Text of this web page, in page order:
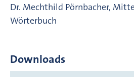
Dr. Mechthild Pörnbacher,
Wörterbuch
Downloads